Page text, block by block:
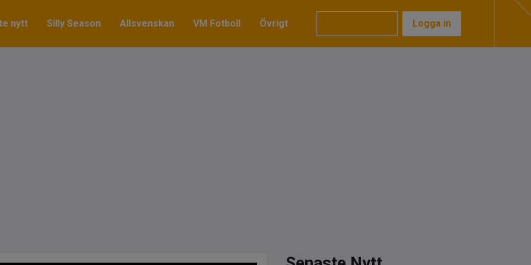
nytt Silly Season Allsvenskan VM Fotboll Övrigt Logga in